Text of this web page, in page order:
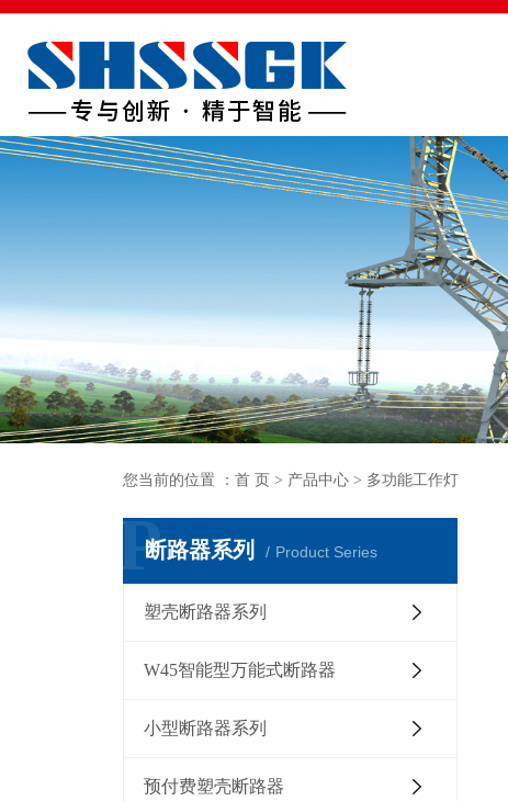
关于我们 产品中心 生产车间 新闻中心
您当前的位置 ： 首 页 > 产品中心 > 多功能工作灯
断路器系列 Product Series
P
塑壳断路器系列
W45智能型万能式断路器
小型断路器系列
预付费塑壳断路器